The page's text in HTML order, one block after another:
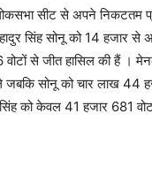
सीट से अपने निकटतम
सिंह सोनू को 14 हजार से
से जीत हासिल की हैं ।
जबकि सोनू को चार लाख 44
को केवल 41 हजार 681